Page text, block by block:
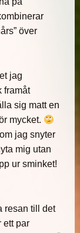
över
jag
framåt
sig matt en
mycket.
jag snyter
mig utan
ur sminket!
resan till det
ett par